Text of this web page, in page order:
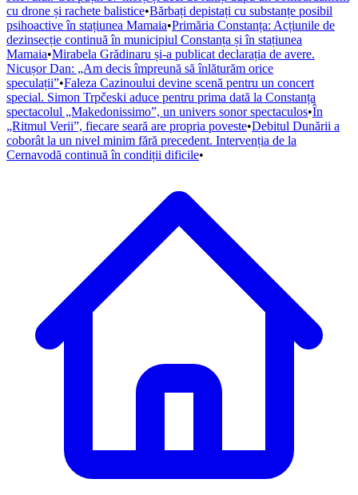
cu drone și rachete balistice•Bărbați depistați cu substanțe posibil
psihoactive în stațiunea Mamaia•Primăria Constanța: Acțiunile de
dezinsecție continuă în municipiul Constanța și în stațiunea
Mamaia•Mirabela Grădinaru și-a publicat declarația de avere.
Nicușor Dan: „Am decis împreună să înlăturăm orice
speculații”•Faleza Cazinoului devine scenă pentru un concert
special. Simon Trpčeski aduce pentru prima dată la Constanța
spectacolul „Makedonissimo”, un univers sonor spectaculos•În
„Ritmul Verii”, fiecare seară are propria poveste•Debitul Dunării a
coborât la un nivel minim fără precedent. Intervenția de la
Cernavodă continuă în condiții dificile•